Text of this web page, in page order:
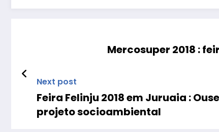
Mercosuper 2018 :
Next post
Feira Felinju 2018 em Juruaia :
projeto socioambiental